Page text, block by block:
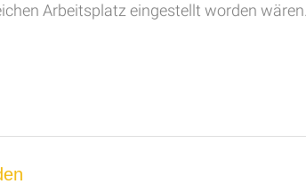
Arbeitsplatz eingestellt worden wären.